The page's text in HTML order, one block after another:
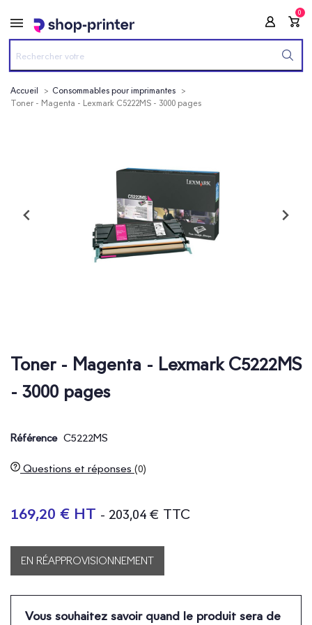
0
Accueil
Consommables pour imprimantes
Toner - Magenta - Lexmark C5222MS - 3000 pages
Toner - Magenta - Lexmark C5222MS
- 3000 pages
Référence C5222MS
Questions et réponses (0)
169,20 € HT - 203,04 € TTC
EN RÉAPPROVISIONNEMENT
Vous souhaitez savoir quand le produit sera de